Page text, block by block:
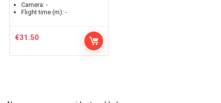
Camera: -
Flight time (m): -
€31.50